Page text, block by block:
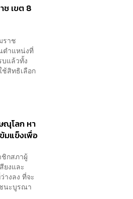
ช เขต 8
ราช
ตำแหน่งที่
บแล้วทั้ง
สิทธิเลือก
ณุโลก หา
มแข็งเพื่อ
กสภาผู้
ยงและ
งลง ที่จะ
นะบูรณา